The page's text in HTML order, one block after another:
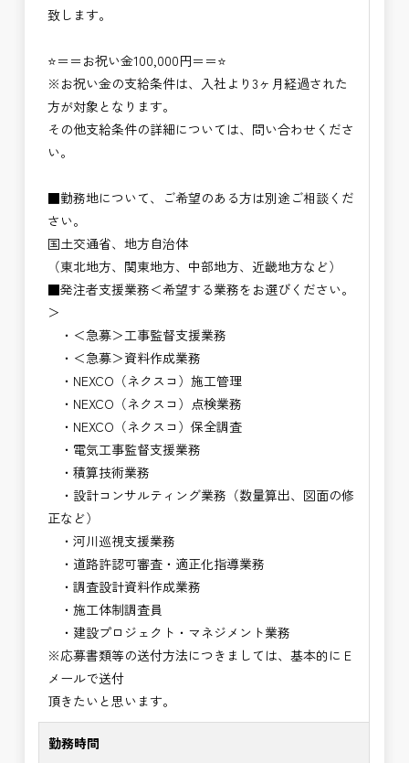
致します。
⭐＝＝お祝い金100,000円＝＝⭐
※お祝い金の支給条件は、入社より3ヶ月経過された
方が対象となります。
その他支給条件の詳細については、問い合わせくださ
い。
■勤務地について、ご希望のある方は別途ご相談くだ
さい。
国土交通省、地方自治体
（東北地方、関東地方、中部地方、近畿地方など）
■発注者支援業務＜希望する業務をお選びください。
＞
・＜急募＞工事監督支援業務
・＜急募＞資料作成業務
・NEXCO（ネクスコ）施工管理
・NEXCO（ネクスコ）点検業務
・NEXCO（ネクスコ）保全調査
・電気工事監督支援業務
・積算技術業務
・設計コンサルティング業務（数量算出、図面の修
正など）
・河川巡視支援業務
・道路許認可審査・適正化指導業務
・調査設計資料作成業務
・施工体制調査員
・建設プロジェクト・マネジメント業務
※応募書類等の送付方法につきましては、基本的にＥ
メールで送付
頂きたいと思います。
勤務時間